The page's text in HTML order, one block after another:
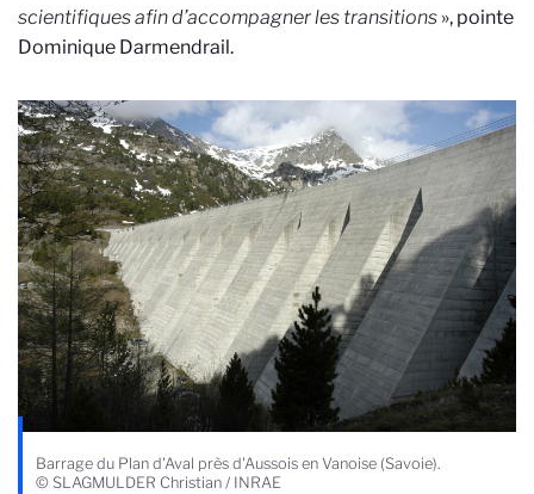
scientifiques afin d’accompagner les transitions », pointe
Dominique Darmendrail.
Barrage du Plan d'Aval près d'Aussois en Vanoise (Savoie).
© SLAGMULDER Christian / INRAE